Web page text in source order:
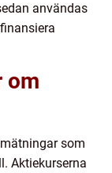
användas
om
som
Aktiekurserna